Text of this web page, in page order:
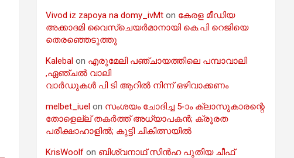
Vivod iz zapoya na domy_ivMt on കേരള മീഡിയ
അക്കാദമി വൈസ്ചെയർമാനായി കെ.പി റെജിയെ
തെരഞ്ഞെടുത്തു
Kalebal on എരുമേലി പഞ്ചായത്തിലെ പമ്പാവാലി
,ഏഞ്ചൽ വാലി
വാർഡുകൾ പി ടി ആറിൽ നിന്ന് ഒഴിവാക്കണം
melbet_iuel on സംശയം ചോദിച്ച 5-ാം ക്ലാസുകാരന്റെ
തോളെല്ല് തകർത്ത് അധ്യാപകൻ; ക്രൂരത
പരീക്ഷാഹാളിൽ; കുട്ടി ചികിത്സയിൽ
KrisWoolf on ബിശ്വനാഥ് സിൻഹ പുതിയ ചീഫ്